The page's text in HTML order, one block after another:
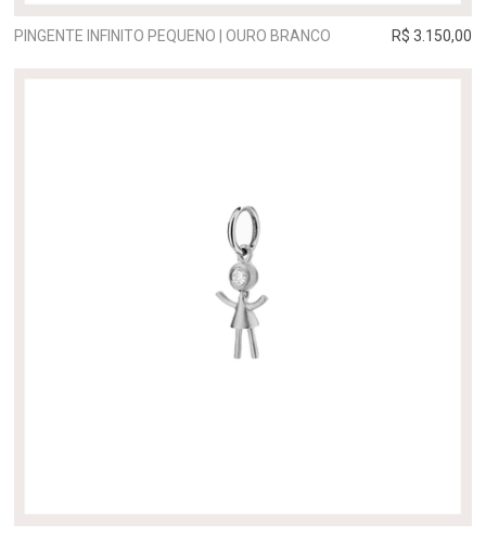
PINGENTE INFINITO PEQUENO | OURO BRANCO R$ 3.150,00